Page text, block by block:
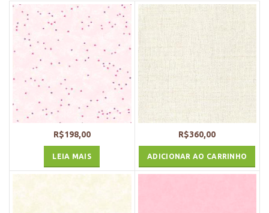
R$198,00
LEIA MAIS
R$360,00
ADICIONAR AO CARRINHO